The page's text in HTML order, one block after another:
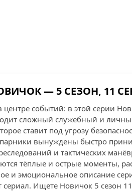
— 5 СЕЗОН, 11
центре событий: в этой серии
сложный служебный и
ставит под угрозу
вынуждены быстро
и тактических
тёплые и острые моменты,
и эмоциональное описание
Ищете Новичок 5 сезон